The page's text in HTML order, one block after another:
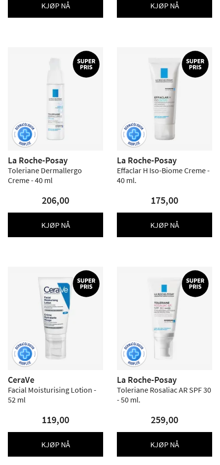
KJØP NÅ KJØP NÅ
La Roche-Posay
Toleriane Dermallergo
Creme - 40 ml
206,00
KJØP NÅ
La Roche-Posay
Effaclar H Iso-Biome Creme -
40 ml.
175,00
KJØP NÅ
CeraVe
Facial Moisturising Lotion -
52 ml
119,00
KJØP NÅ
La Roche-Posay
Toleriane Rosaliac AR SPF 30
- 50 ml.
259,00
KJØP NÅ